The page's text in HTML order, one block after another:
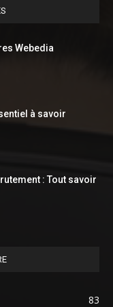
Webedia
à savoir
: Tout savoir
83